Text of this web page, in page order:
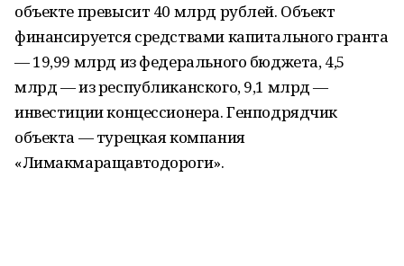
объекте превысит 40 млрд рублей. Объект
финансируется средствами капитального гранта
— 19,99 млрд из федерального бюджета, 4,5
млрд — из республиканского, 9,1 млрд —
инвестиции концессионера. Генподрядчик
объекта — турецкая компания
«Лимакмаращавтодороги».